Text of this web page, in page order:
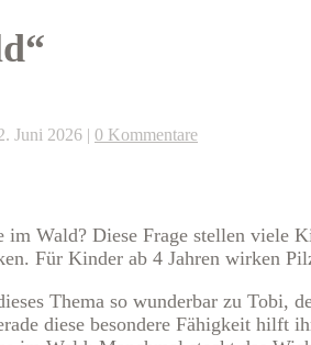
Juni 2026 | 0 Kommentare
im Wald? Diese Frage stellen viele
Für Kinder ab 4 Jahren wirken
Thema so wunderbar zu Tobi,
diese besondere Fähigkeit hilft